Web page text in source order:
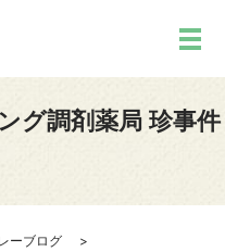
グ調剤薬局 珍事件
ーブログ